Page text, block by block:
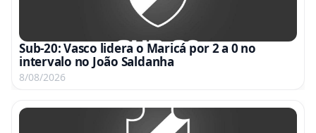
Sub-20: Vasco lidera o Maricá por 2 a 0 no
intervalo no João Saldanha
8/08/2026